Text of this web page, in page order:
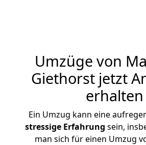
Umzüge von
Giethorst jetzt
erhalten
Ein Umzug kann eine
stressige Erfahrung sein,
man sich für einen Umzug